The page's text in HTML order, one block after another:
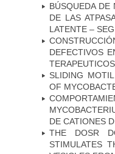
BÚSQUEDA DE
DE LAS
LATENTE –
DEFECTIVOS
SLIDING
OF
DE CATIONES
THE DOSR
STIMULATES